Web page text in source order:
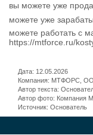
вы можете уже
можете уже
можете работать с
https://mtforce.ru/
Дата: 12.05.2026
Компания: МТФОРС,
Автор текста:
Автор фото: Компания
Источник: Основатель